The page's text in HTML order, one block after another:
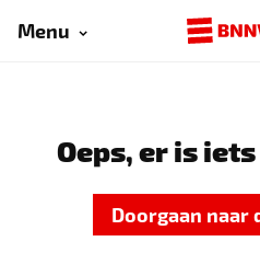
Menu
Oeps, er is
Doorgaan naar